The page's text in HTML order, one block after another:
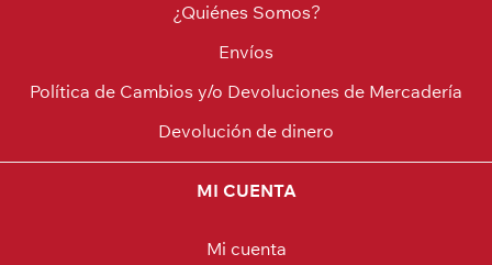
¿Quiénes Somos?
Envíos
Política de Cambios y/o Devoluciones de Mercadería
Devolución de dinero
MI CUENTA
Mi cuenta